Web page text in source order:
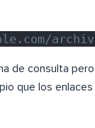
de consulta
que los